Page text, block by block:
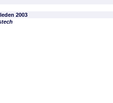
2003